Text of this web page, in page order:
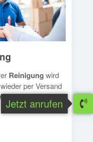
Reinigung wird
per Versand
geschickt.
Jetzt anrufen